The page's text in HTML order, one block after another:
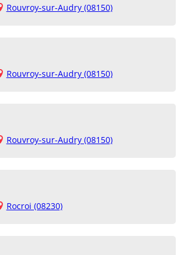
Rouvroy-sur-Audry (08150)
Rouvroy-sur-Audry (08150)
Rouvroy-sur-Audry (08150)
Rocroi (08230)